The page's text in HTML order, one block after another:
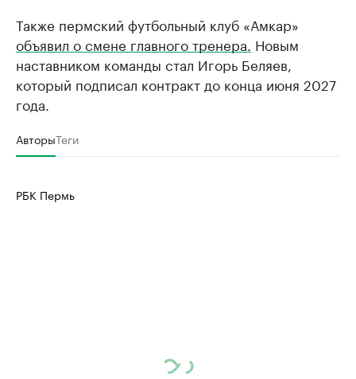
Также пермский футбольный клуб «Амкар»
объявил о смене главного тренера. Новым
наставником команды стал Игорь Беляев,
который подписал контракт до конца июня 2027
года.
АвторыТеги
РБК Пермь